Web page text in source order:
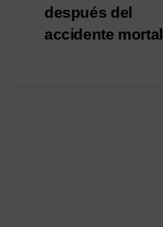
después del
accidente mortal